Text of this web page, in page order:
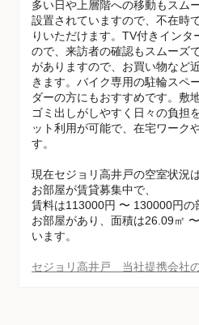
多い日や上層階への移動もスム
設置されていますので、不在時
りいただけます。TV付きイン
ので、来訪者の確認もスムーズ
がありますので、お買い物など
きます。バイク専用の駐輪スペ
ダーの方にもおすすめです。敷
ゴミ出しがしやすく日々の負担
ット利用が可能で、在宅ワーク
す。
現在セジョリ高井戸の空室状況
お部屋が賃貸募集中で、
賃料は113000円 〜 130000円
お部屋があり、面積は26.09㎡
います。
セジョリ高井戸 当社提携会社